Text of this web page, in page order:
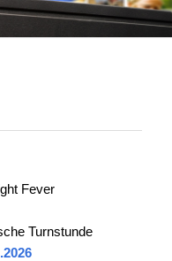
Fever
Turnstunde